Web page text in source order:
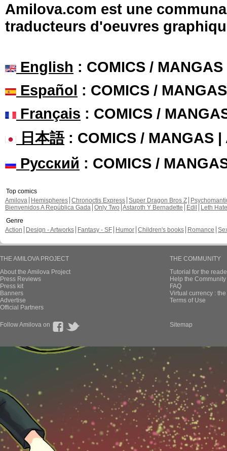
Amilova.com est une
traducteurs d'oeuvres
English : COMICS /
Español : COMICS /
Français : COMICS /
日本語: COMICS / MANGAS |
Русский : COMICS /
Top comics
Amilova
Hemispheres Chronoctis Express Super Dragon Bros Z
Bienvenidos A República Gada Only Two Astaroth Y Bernadette Edil
Leth Hate
Genre
Action
Design - Artworks Fantasy - SF Humor Children's books Romance
THE AMILOVA PROJECT
About the Amilova Project
Press Reviews
Press kit
Banners
Advertise
Official Partners
THE COMMUNITY
Tutorial for the
Help the
FAQ
Virtual currency :
Terms of Use
Follow Amilova on Sitemap